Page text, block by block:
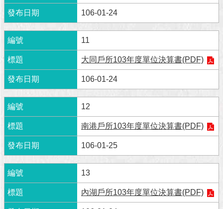
清
語
詞
彙
台
通
陳
情
系
統
公
民
參
106-01-24
11
大同戶所103年度單位決算書(PDF)
106-01-24
12
南港戶所103年度單位決算書(PDF)
106-01-25
13
內湖戶所103年度單位決算書(PDF)